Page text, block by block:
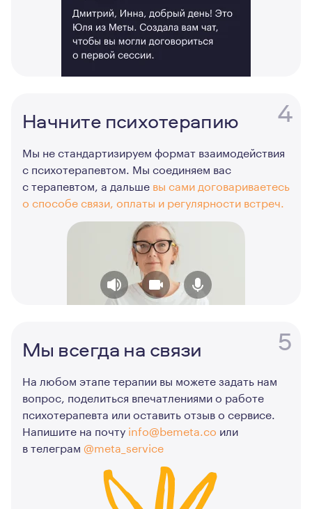
4
Начните психотерапию
Мы не стандартизируем формат взаимодействия
с психотерапевтом. Мы соединяем вас
с терапевтом, а дальше вы сами договариваетесь
о способе связи, оплаты и регулярности встреч.
5
Мы всегда на связи
На любом этапе терапии вы можете задать нам
вопрос, поделиться впечатлениями о работе
психотерапевта или оставить отзыв о сервисе.
Напишите на почту info@bemeta.co или
в телеграм @meta_service